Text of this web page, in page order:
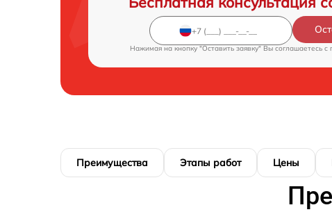
Нажимая на кнопку "Оставить заявку" Вы соглашаетесь c
Преимущества Этапы работ Цены